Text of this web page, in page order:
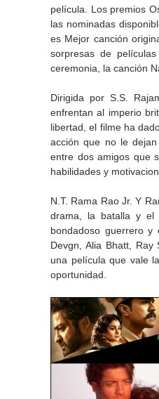
película. Los premios
las nominadas
es Mejor canción
sorpresas de
ceremonia, la canción
Dirigida por S.S.
enfrentan al imperio
libertad, el filme ha
acción que no le
entre dos amigos que
habilidades y
N.T. Rama Rao Jr. Y
drama, la batalla y el
bondadoso guerrero y
Devgn, Alia Bhatt,
una película que vale
oportunidad.
Abierta convocatoria de la
XIV Bienal de Fotografía
de Baja California